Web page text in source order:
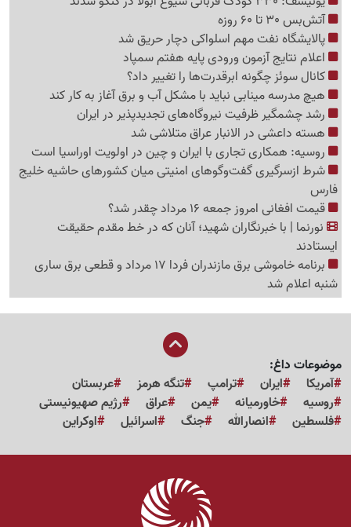
آتش‌بس 30 تا 60 روزه
پالایشگاه نفت مهم اسلواکی دچار حریق شد
اعلام نتایج آزمون ورودی پایه هفتم سمپاد
کانال سوئز چگونه ابرقدرت‌ها را تغییر داد؟
هیچ مدرسه مینابی نباید با مشکل آب و برق آغاز به کار کند
رشد چشمگیر ظرفیت نیروگاه‌های تجدیدپذیر در ایران
هسته داعشی در الانبار عراق متلاشی شد
روسیه: همکاری تجاری با ایران و چین در اولویت اوراسیا است
شرط ازسرگیری گفت‌وگوهای امنیتی میان کشورهای حاشیه خلیج
فارس
قیمت افغانی امروز جمعه 16 مرداد چقدر شد؟
نورنما | با خبرنگاران شهید؛ آنان که در خط مقدم حقیقت
ایستادند
برنامه خاموشی برق مازندران فردا 17 مرداد و قطعی برق ساری
شنبه اعلام شد
موضوعات داغ:
آمریکا
ایران ترامپ تنگه هرمز
عربستان
روسیه
خاورمیانه یمن عراق
رژیم صهیونیستی
فلسطین
انصارالله جنگ اسرائیل اوکراین